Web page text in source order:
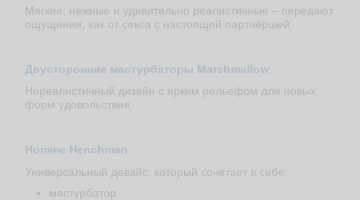
Мягкие, нежные и удивительно реалистичные – передают
ощущения, как от секса с настоящей партнёршей.
Двусторонние мастурбаторы Marshmallow
Нереалистичный дизайн с ярким рельефом для новых
форм удовольствия.
Homme Henchman
Универсальный девайс, который сочетает в себе:
мастурбатор